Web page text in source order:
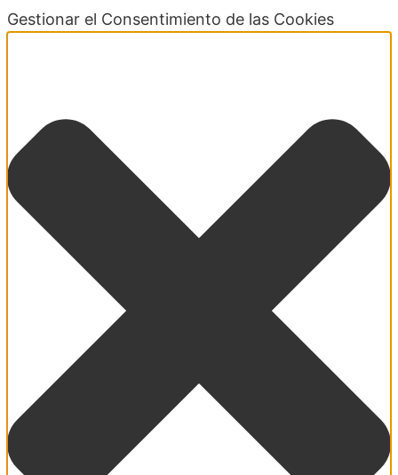
Gestionar el Consentimiento de las Cookies